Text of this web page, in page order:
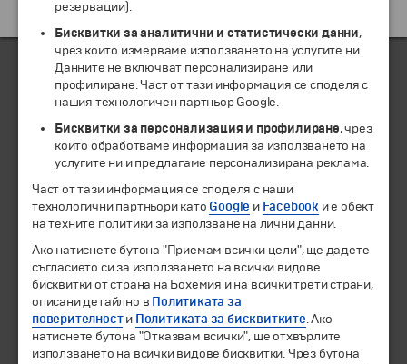
Екскурзии и почивки до Монако »
ЧЛЕН НА
© 1994-2026 Бохемия ООД.Всички права запазени.
Екскурзии и почивки
резервации).
Бисквитки за аналитични и статистически данни,
чрез които измерваме използването на услугите ни.
Данните не включват персонализиране или
профилиране. Част от тази информация се споделя с
нашия технологичен партньор Google.
Бисквитки за персонализация и профилиране, чрез
които обработваме информация за използването на
услугите ни и предлагаме персонализирана реклама.
Част от тази информация се споделя с наши
технологични партньори като Google и Facebook и е обект
на техните политики за използване на лични данни.
Ако натиснете бутона "Приемам всички цели", ще дадете
съгласието си за използването на всички видове
бисквитки от страна на Бохемия и на всички трети страни,
описани детайлно в Политиката за
поверителности Политиката за бисквитките. Ако
натиснете бутона "Отказвам всички", ще отхвърлите
използването на всички видове бисквитки. Чрез бутона